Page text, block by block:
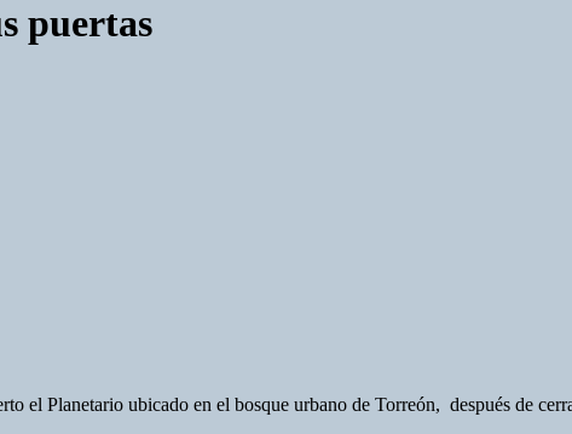
puertas
el Planetario ubicado en el bosque urbano de Torreón, después de